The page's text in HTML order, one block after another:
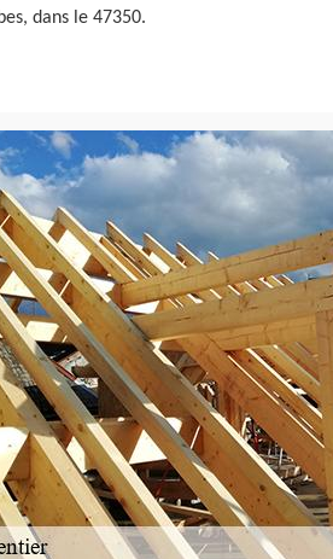
dans le 47350.